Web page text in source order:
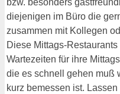
bzw. besonders
diejenigen im Büro die
zusammen mit Kollegen
Diese Mittags-
Wartezeiten für ihre
die es schnell gehen muß
kurz bemessen ist.